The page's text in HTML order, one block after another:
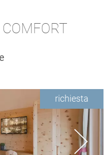
richiesta